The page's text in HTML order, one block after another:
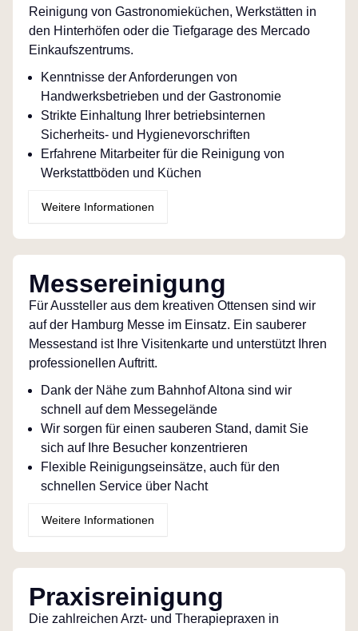
Reinigung von Gastronomieküchen, Werkstätten in
den Hinterhöfen oder die Tiefgarage des Mercado
Einkaufszentrums.
Kenntnisse der Anforderungen von
Handwerksbetrieben und der Gastronomie
Strikte Einhaltung Ihrer betriebsinternen
Sicherheits- und Hygienevorschriften
Erfahrene Mitarbeiter für die Reinigung von
Werkstattböden und Küchen
Weitere Informationen
Messereinigung
Für Aussteller aus dem kreativen Ottensen sind wir
auf der Hamburg Messe im Einsatz. Ein sauberer
Messestand ist Ihre Visitenkarte und unterstützt Ihren
professionellen Auftritt.
Dank der Nähe zum Bahnhof Altona sind wir
schnell auf dem Messegelände
Wir sorgen für einen sauberen Stand, damit Sie
sich auf Ihre Besucher konzentrieren
Flexible Reinigungseinsätze, auch für den
schnellen Service über Nacht
Weitere Informationen
Praxisreinigung
Die zahlreichen Arzt- und Therapiepraxen in